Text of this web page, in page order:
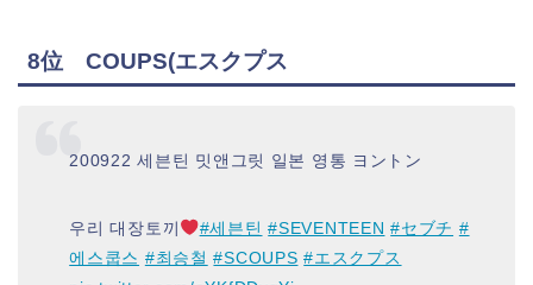
8位 COUPS(エスクプス
200922 세븐틴 밋앤그릿 일본 영통 ヨントン
우리 대장토끼 #세븐틴 #SEVENTEEN #セブチ #
에스쿱스 #최승철 #SCOUPS #エスクプス